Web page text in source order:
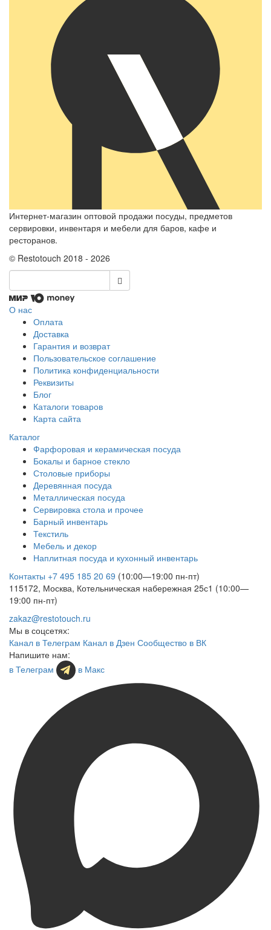
Интернет-магазин оптовой продажи посуды, предметов
сервировки, инвентаря и мебели для баров, кафе и
ресторанов.
© Restotouch 2018 - 2026
О нас
Оплата
Доставка
Гарантия и возврат
Пользовательское соглашение
Политика конфиденциальности
Реквизиты
Блог
Каталоги товаров
Карта сайта
Каталог
Фарфоровая и керамическая посуда
Бокалы и барное стекло
Столовые приборы
Деревянная посуда
Металлическая посуда
Сервировка стола и прочее
Барный инвентарь
Текстиль
Мебель и декор
Наплитная посуда и кухонный инвентарь
Контакты +7 495 185 20 69 (10:00—19:00 пн-пт)
115172, Москва, Котельническая набережная 25с1 (10:00—
19:00 пн-пт)
zakaz@restotouch.ru
Мы в соцсетях:
Канал в Телеграм Канал в Дзен Сообщество в ВК
Напишите нам:
в Телеграм
в Макс